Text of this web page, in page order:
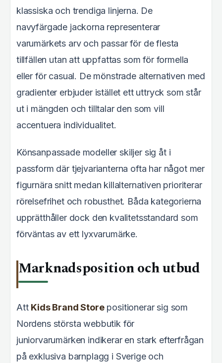
klassiska och trendiga linjerna. De
navyfärgade jackorna representerar
varumärkets arv och passar för de flesta
tillfällen utan att uppfattas som för formella
eller för casual. De mönstrade alternativen med
gradienter erbjuder istället ett uttryck som står
ut i mängden och tilltalar den som vill
accentuera individualitet.
Könsanpassade modeller skiljer sig åt i
passform där tjejvarianterna ofta har något mer
figurnära snitt medan killalternativen prioriterar
rörelsefrihet och robusthet. Båda kategorierna
upprätthåller dock den kvalitetsstandard som
förväntas av ett lyxvarumärke.
Marknadsposition och utbud
Att Kids Brand Storepositionerar sig som
Nordens största webbutik för
juniorvarumärken indikerar en stark efterfrågan
på exklusiva barnplagg i Sverige och